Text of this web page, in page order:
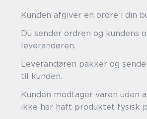
Kunden afgiver en ordre i din
Du sender ordren og kundens
leverandøren.
Leverandøren pakker og
til kunden.
Kunden modtager varen uden
ikke har haft produktet fysisk